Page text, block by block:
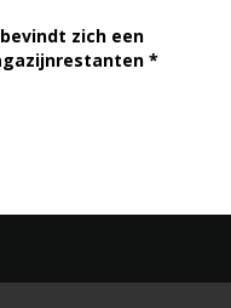
zich een
*